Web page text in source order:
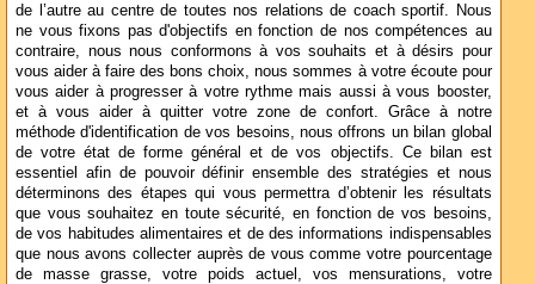
de l’autre au centre de toutes nos relations de coach sportif. Nous
ne vous fixons pas d'objectifs en fonction de nos compétences au
contraire, nous nous conformons à vos souhaits et à désirs pour
vous aider à faire des bons choix, nous sommes à votre écoute pour
vous aider à progresser à votre rythme mais aussi à vous booster,
et à vous aider à quitter votre zone de confort. Grâce à notre
méthode d'identification de vos besoins, nous offrons un bilan global
de votre état de forme général et de vos objectifs. Ce bilan est
essentiel afin de pouvoir définir ensemble des stratégies et nous
déterminons des étapes qui vous permettra d’obtenir les résultats
que vous souhaitez en toute sécurité, en fonction de vos besoins,
de vos habitudes alimentaires et de des informations indispensables
que nous avons collecter auprès de vous comme votre pourcentage
de masse grasse, votre poids actuel, vos mensurations, votre